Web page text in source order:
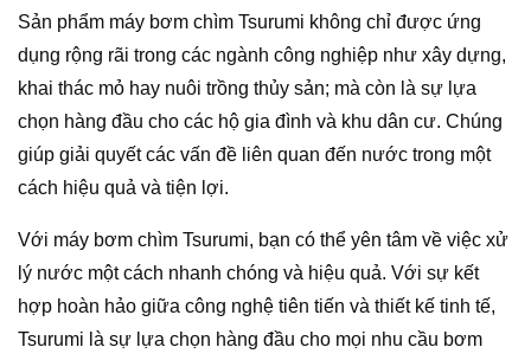
Sản phẩm máy bơm chìm Tsurumi không chỉ được ứng
dụng rộng rãi trong các ngành công nghiệp như xây dựng,
khai thác mỏ hay nuôi trồng thủy sản; mà còn là sự lựa
chọn hàng đầu cho các hộ gia đình và khu dân cư. Chúng
giúp giải quyết các vấn đề liên quan đến nước trong một
cách hiệu quả và tiện lợi.
Với máy bơm chìm Tsurumi, bạn có thể yên tâm về việc xử
lý nước một cách nhanh chóng và hiệu quả. Với sự kết
hợp hoàn hảo giữa công nghệ tiên tiến và thiết kế tinh tế,
Tsurumi là sự lựa chọn hàng đầu cho mọi nhu cầu bơm